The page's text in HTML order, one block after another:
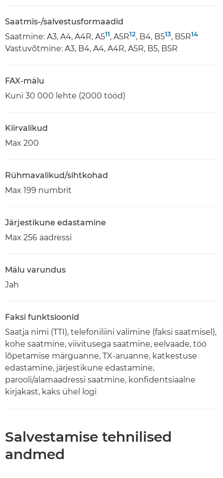
Saatmis-/salvestusformaadid
Saatmine: A3, A4, A4R, A511, A5R12, B4, B513, B5R14
Vastuvõtmine: A3, B4, A4, A4R, A5R, B5, B5R
FAX-mälu
Kuni 30 000 lehte (2000 tööd)
Kiirvalikud
Max 200
Rühmavalikud/sihtkohad
Max 199 numbrit
Järjestikune edastamine
Max 256 aadressi
Mälu varundus
Jah
Faksi funktsioonid
Saatja nimi (TTI), telefoniliini valimine (faksi saatmisel),
kohe saatmine, viivitusega saatmine, eelvaade, töö
lõpetamise märguanne, TX-aruanne, katkestuse
edastamine, järjestikune edastamine,
parooli/alamaadressi saatmine, konfidentsiaalne
kirjakast, kaks ühel logi
Salvestamise tehnilised
andmed